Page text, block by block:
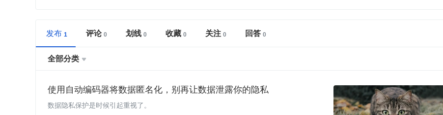
发布 评论 划线 收藏 关注 回答
全部分类 
使用自动编码器将数据匿名化，别再让数据泄露你的隐私
数据隐私保护是时候引起重视了。